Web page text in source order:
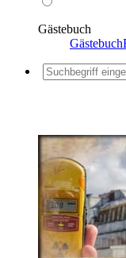
Gästebuch
Gästebuch